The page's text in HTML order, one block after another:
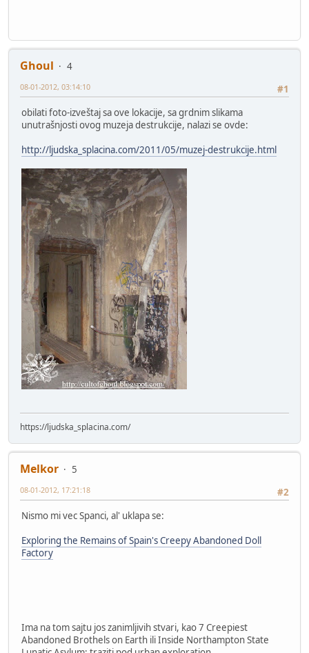
Ghoul
4
#1
08-01-2012, 03:14:10
obilati foto-izveštaj sa ove lokacije, sa grdnim slikama
unutrašnjosti ovog muzeja destrukcije, nalazi se ovde:
http://ljudska_splacina.com/2011/05/muzej-destrukcije.html
https://ljudska_splacina.com/
Melkor
5
#2
08-01-2012, 17:21:18
Nismo mi vec Spanci, al' uklapa se:
Exploring the Remains of Spain's Creepy Abandoned Doll
Factory
Ima na tom sajtu jos zanimljivih stvari, kao 7 Creepiest
Abandoned Brothels on Earth ili Inside Northampton State